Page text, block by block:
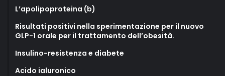
L’apolipoproteina (b)
Risultati positivi nella sperimentazione per il nuovo
GLP-1 orale per il trattamento dell’obesità.
Insulino-resistenza e diabete
Acido ialuronico